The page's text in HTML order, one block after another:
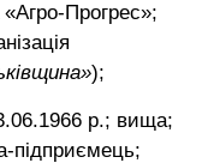
Прогрес»;
);
р.; вища;
підприємець;